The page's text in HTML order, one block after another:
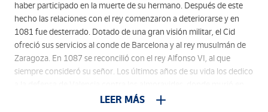
haber participado en la muerte de su hermano. Después de este
hecho las relaciones con el rey comenzaron a deteriorarse y en
1081 fue desterrado. Dotado de una gran visión militar, el Cid
ofreció sus servicios al conde de Barcelona y al rey musulmán de
Zaragoza. En 1087 se reconcilió con el rey Alfonso VI, al que
siempre consideró su señor. Los últimos años de su vida los dedico
1099.Rodrigo Díaz de Vivar se casó con Jimena Díaz, hija del
LEER MÁS